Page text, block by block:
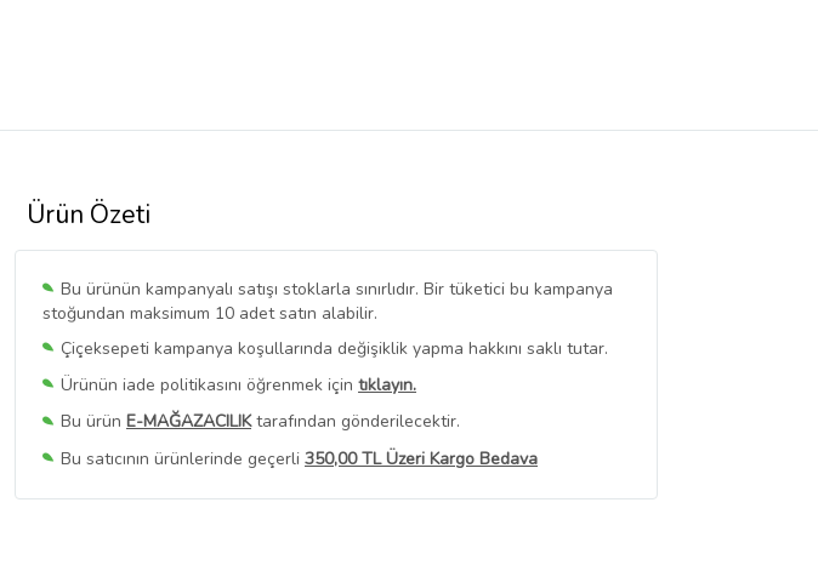
Ürün Özeti
Bu ürünün kampanyalı satışı stoklarla sınırlıdır. Bir tüketici bu kampanya
stoğundan maksimum 10 adet satın alabilir.
Çiçeksepeti kampanya koşullarında değişiklik yapma hakkını saklı tutar.
Ürünün iade politikasını öğrenmek için tıklayın.
Bu ürün E-MAĞAZACILIKtarafından gönderilecektir.
Bu satıcının ürünlerinde geçerli 350,00 TL Üzeri Kargo Bedava
Bu SatıcınınTüm Ürünlerini Görüntüle